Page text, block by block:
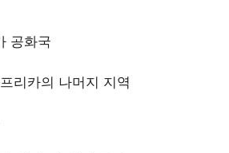
공화국
리카의 나머지 지역